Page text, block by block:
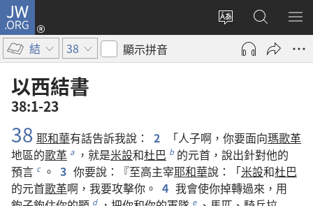
JW.ORG
更
網
登
入
啟
搜
尋
JW.ORG
顯
選
結 38 顯示拼音
以西結書
38:1-23
38 耶和華有話告訴我說 ： 2 「人子啊 ， 你要面向瑪歌革
地區的歌革 a ， 就是米設和杜巴 b 的元首 ， 說出針對他的
預言 c 。 3 你要說 ：『至高主宰耶和華說 ：「米設和杜巴
的元首歌革啊 ， 我要攻擊你 。 4 我會使你掉轉過來 ， 用
d e